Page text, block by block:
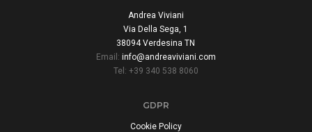
Andrea Viviani
Via Della Sega, 1
38094 Verdesina TN
Email: info@andreaviviani.com
Tel: +39 340 538 8060
GDPR
Cookie Policy